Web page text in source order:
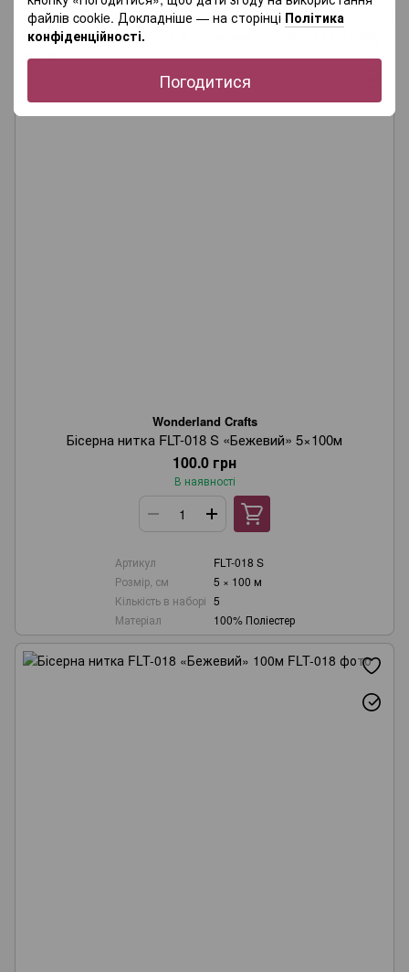
файлів cookie. Докладніше — на сторінці Політика
конфіденційності.
Погодитися
Wonderland Crafts
Бісерна нитка FLT-018 S «Бежевий» 5×100м
100.0 грн
В наявності
Артикул
FLT-018 S
Розмір, см
5 × 100 м
Кількість в наборі 5
Матеріал
100% Поліестер